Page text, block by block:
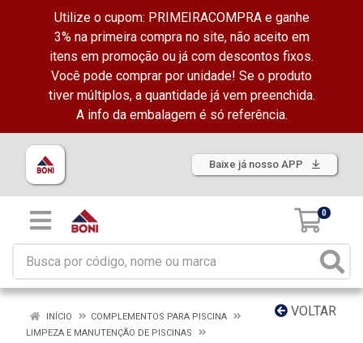
Utilize o cupom: PRIMEIRACOMPRA e ganhe
3% na primeira compra no site, não aceito em
itens em promoção ou já com descontos fixos.
Você pode comprar por unidade! Se o produto
tiver múltiplos, a quantidade já vem preenchida.
A info da embalagem é só referência.
Baixe já nosso APP
0
VOLTAR
INÍCIO
COMPLEMENTOS PARA PISCINA
LIMPEZA E MANUTENÇÃO DE PISCINAS